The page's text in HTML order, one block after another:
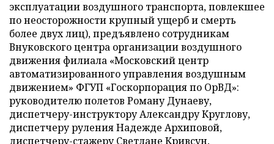
эксплуатации воздушного транспорта, повлекшее
по неосторожности крупный ущерб и смерть
более двух лиц), предъявлено сотрудникам
Внуковского центра организации воздушного
движения филиала «Московский центр
автоматизированного управления воздушным
движением» ФГУП «Госкорпорация по ОрВД»:
руководителю полетов Роману Дунаеву,
диспетчеру-инструктору Александру Круглову,
диспетчеру руления Надежде Архиповой,
диспетчеру-стажеру Светлане Кривсун,